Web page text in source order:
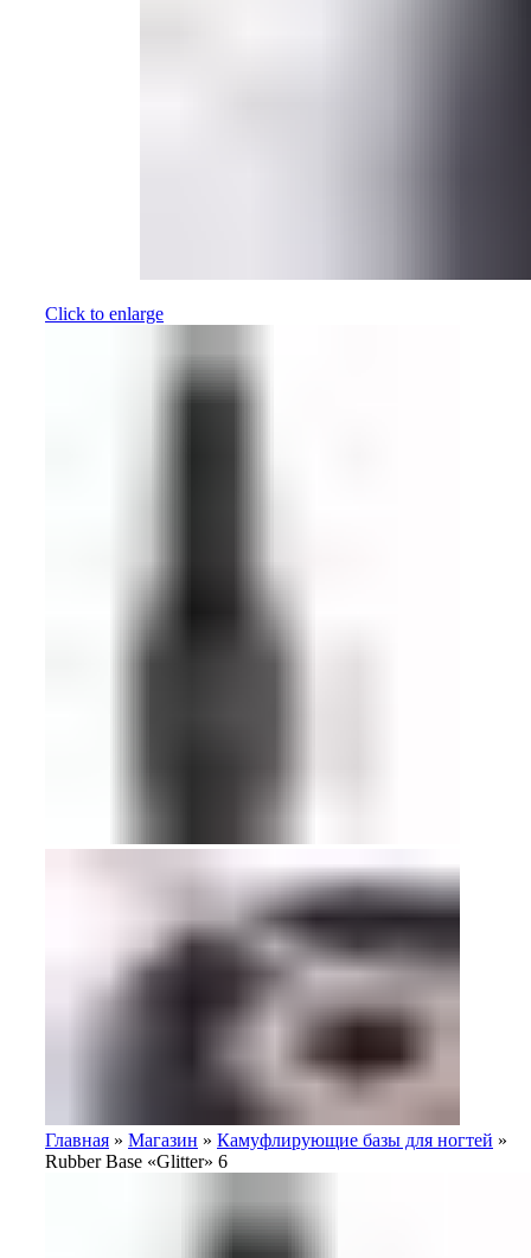
Click to enlarge
Главная » Магазин » Камуфлирующие базы для ногтей »
Rubber Base «Glitter» 6